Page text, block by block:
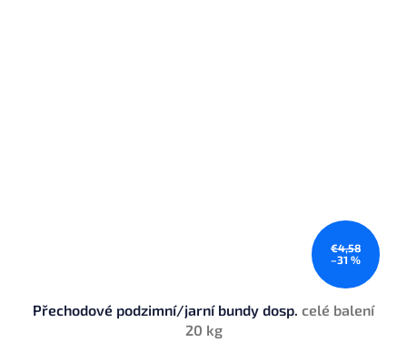
€4,58
–31 %
Přechodové podzimní/jarní bundy dosp. celé balení
20 kg